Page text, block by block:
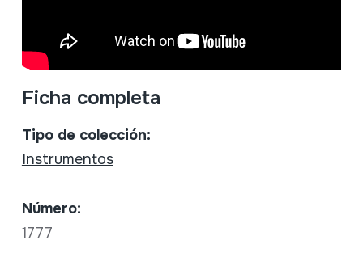
Ficha completa
Tipo de colección:
Instrumentos
Número:
1777